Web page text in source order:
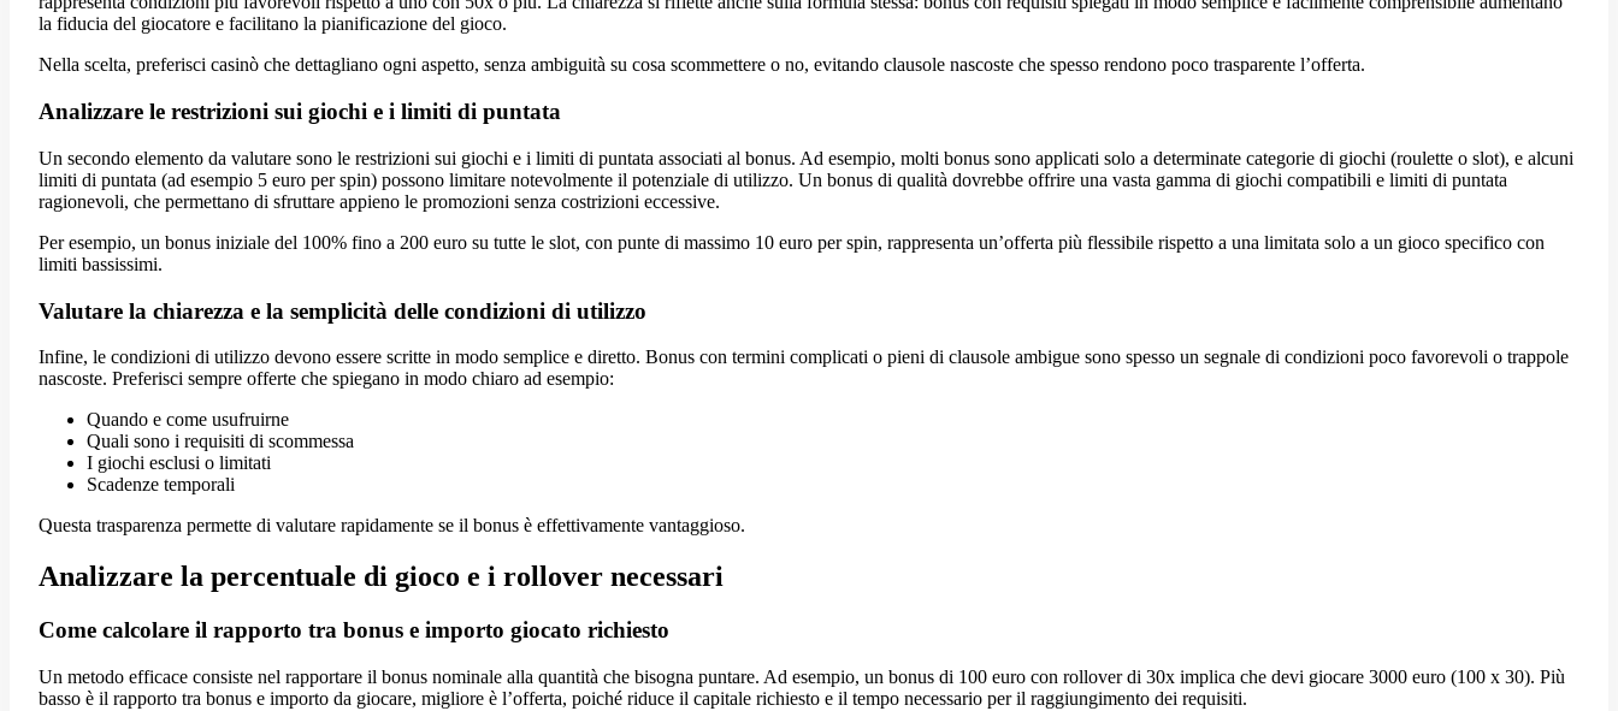
la fiducia del giocatore e facilitano la pianificazione del gioco.
Nella scelta, preferisci casinò che dettagliano ogni aspetto, senza ambiguità su cosa scommettere o no, evitando clausole nascoste che spesso rendono poco trasparente l’offerta.
Analizzare le restrizioni sui giochi e i limiti di puntata
Un secondo elemento da valutare sono le restrizioni sui giochi e i limiti di puntata associati al bonus. Ad esempio, molti bonus sono applicati solo a determinate categorie di giochi (roulette o slot), e alcuni
limiti di puntata (ad esempio 5 euro per spin) possono limitare notevolmente il potenziale di utilizzo. Un bonus di qualità dovrebbe offrire una vasta gamma di giochi compatibili e limiti di puntata
ragionevoli, che permettano di sfruttare appieno le promozioni senza costrizioni eccessive.
Per esempio, un bonus iniziale del 100% fino a 200 euro su tutte le slot, con punte di massimo 10 euro per spin, rappresenta un’offerta più flessibile rispetto a una limitata solo a un gioco specifico con
limiti bassissimi.
Valutare la chiarezza e la semplicità delle condizioni di utilizzo
Infine, le condizioni di utilizzo devono essere scritte in modo semplice e diretto. Bonus con termini complicati o pieni di clausole ambigue sono spesso un segnale di condizioni poco favorevoli o trappole
nascoste. Preferisci sempre offerte che spiegano in modo chiaro ad esempio:
Quando e come usufruirne
Quali sono i requisiti di scommessa
I giochi esclusi o limitati
Scadenze temporali
Questa trasparenza permette di valutare rapidamente se il bonus è effettivamente vantaggioso.
Analizzare la percentuale di gioco e i rollover necessari
Come calcolare il rapporto tra bonus e importo giocato richiesto
Un metodo efficace consiste nel rapportare il bonus nominale alla quantità che bisogna puntare. Ad esempio, un bonus di 100 euro con rollover di 30x implica che devi giocare 3000 euro (100 x 30). Più
basso è il rapporto tra bonus e importo da giocare, migliore è l’offerta, poiché riduce il capitale richiesto e il tempo necessario per il raggiungimento dei requisiti.